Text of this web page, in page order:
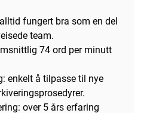
fungert bra som en del
team.
74 ord per minutt
enkelt å tilpasse til nye
over 5 års erfaring